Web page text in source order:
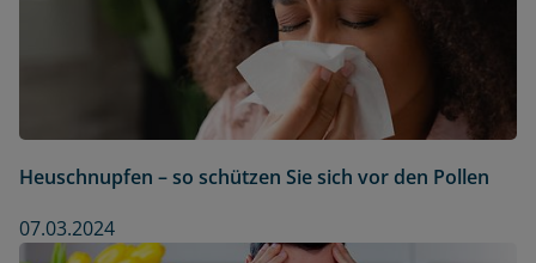
Heuschnupfen – so schützen Sie sich vor den Pollen
07.03.2024